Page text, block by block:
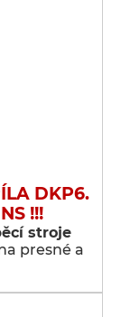
DKP6.
!!!
stroje
presné a